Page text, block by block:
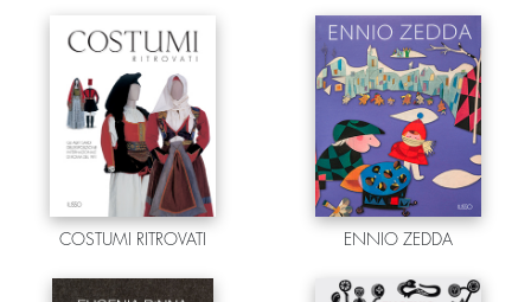
COSTUMI RITROVATI ENNIO ZEDDA